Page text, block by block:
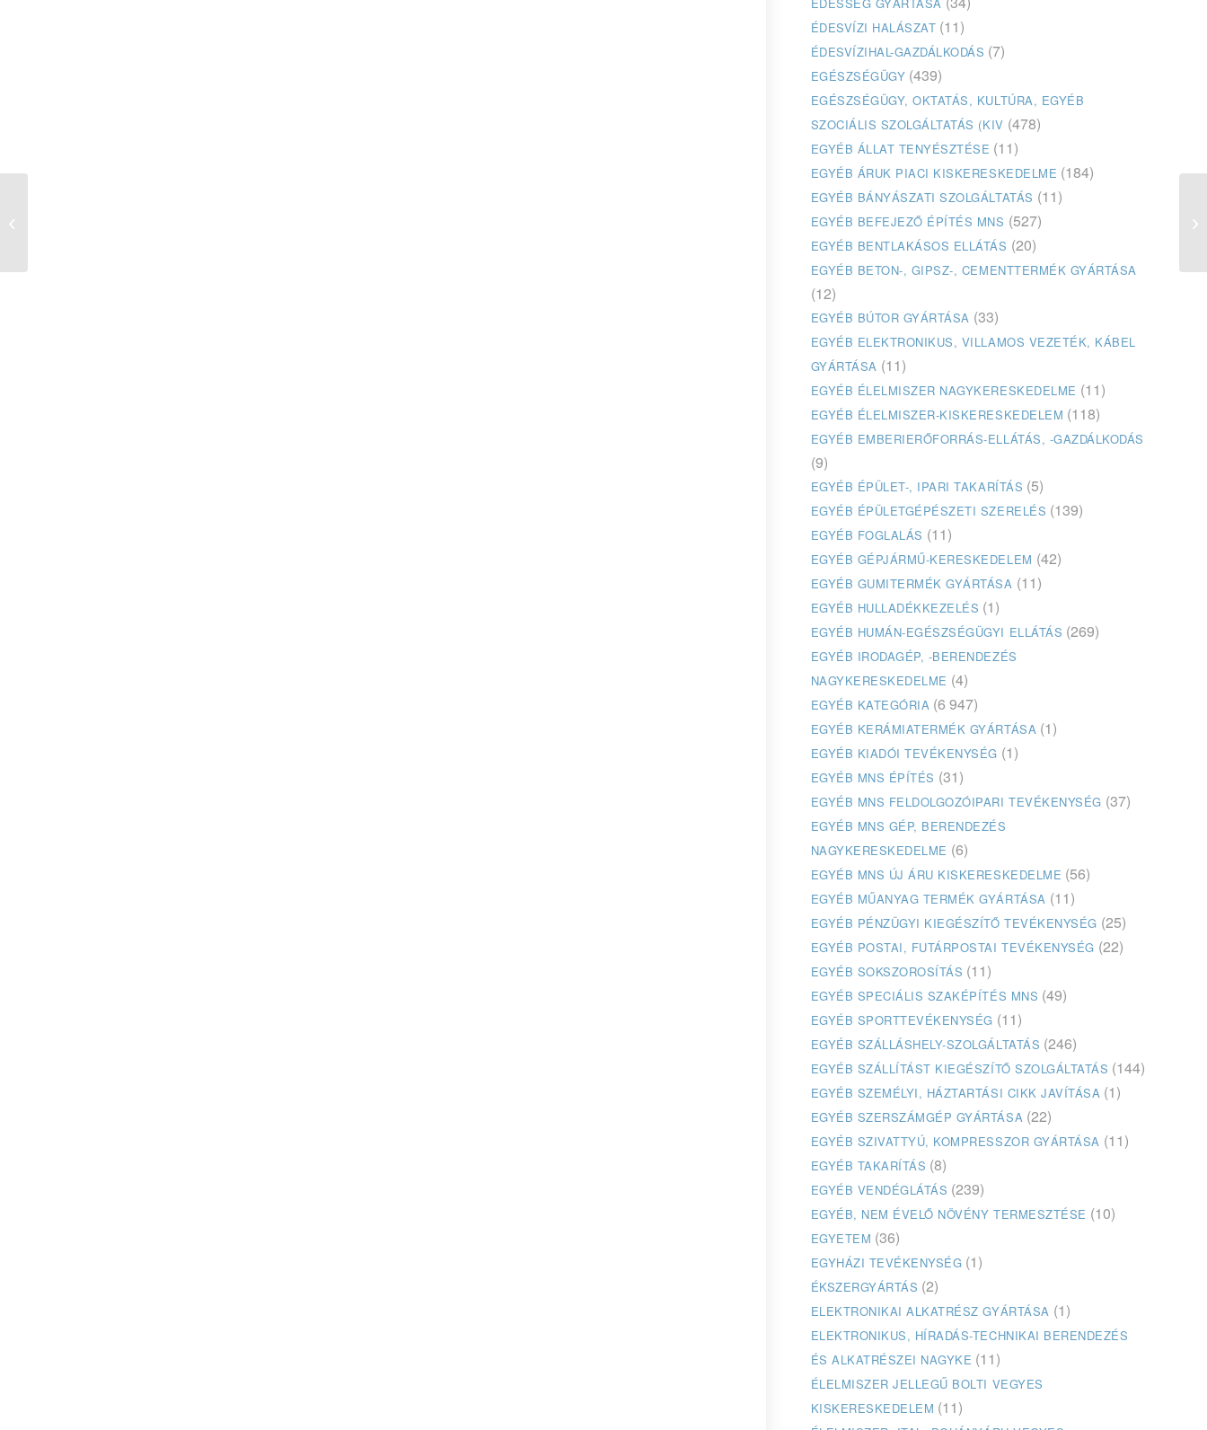
ÉDESVÍZI HALÁSZAT (11)
ÉDESVÍZIHAL-GAZDÁLKODÁS (7)
EGÉSZSÉGÜGY (439)
EGÉSZSÉGÜGY, OKTATÁS, KULTÚRA, EGYÉB
SZOCIÁLIS SZOLGÁLTATÁS (KIV (478)
EGYÉB ÁLLAT TENYÉSZTÉSE (11)
EGYÉB ÁRUK PIACI KISKERESKEDELME (184)
EGYÉB BÁNYÁSZATI SZOLGÁLTATÁS (11)
EGYÉB BEFEJEZŐ ÉPÍTÉS MNS (527)
EGYÉB BENTLAKÁSOS ELLÁTÁS (20)
EGYÉB BETON-, GIPSZ-, CEMENTTERMÉK GYÁRTÁSA
(12)
EGYÉB BÚTOR GYÁRTÁSA (33)
EGYÉB ELEKTRONIKUS, VILLAMOS VEZETÉK, KÁBEL
GYÁRTÁSA (11)
EGYÉB ÉLELMISZER NAGYKERESKEDELME (11)
EGYÉB ÉLELMISZER-KISKERESKEDELEM (118)
EGYÉB EMBERIERŐFORRÁS-ELLÁTÁS, -GAZDÁLKODÁS
(9)
EGYÉB ÉPÜLET-, IPARI TAKARÍTÁS (5)
EGYÉB ÉPÜLETGÉPÉSZETI SZERELÉS (139)
EGYÉB FOGLALÁS (11)
EGYÉB GÉPJÁRMŰ-KERESKEDELEM (42)
EGYÉB GUMITERMÉK GYÁRTÁSA (11)
EGYÉB HULLADÉKKEZELÉS (1)
EGYÉB HUMÁN-EGÉSZSÉGÜGYI ELLÁTÁS (269)
EGYÉB IRODAGÉP, -BERENDEZÉS
NAGYKERESKEDELME (4)
EGYÉB KATEGÓRIA (6 947)
EGYÉB KERÁMIATERMÉK GYÁRTÁSA (1)
EGYÉB KIADÓI TEVÉKENYSÉG (1)
EGYÉB MNS ÉPÍTÉS (31)
EGYÉB MNS FELDOLGOZÓIPARI TEVÉKENYSÉG (37)
EGYÉB MNS GÉP, BERENDEZÉS
NAGYKERESKEDELME (6)
EGYÉB MNS ÚJ ÁRU KISKERESKEDELME (56)
EGYÉB MŰANYAG TERMÉK GYÁRTÁSA (11)
EGYÉB PÉNZÜGYI KIEGÉSZÍTŐ TEVÉKENYSÉG (25)
EGYÉB POSTAI, FUTÁRPOSTAI TEVÉKENYSÉG (22)
EGYÉB SOKSZOROSÍTÁS (11)
EGYÉB SPECIÁLIS SZAKÉPÍTÉS MNS (49)
EGYÉB SPORTTEVÉKENYSÉG (11)
EGYÉB SZÁLLÁSHELY-SZOLGÁLTATÁS (246)
EGYÉB SZÁLLÍTÁST KIEGÉSZÍTŐ SZOLGÁLTATÁS (144)
EGYÉB SZEMÉLYI, HÁZTARTÁSI CIKK JAVÍTÁSA (1)
EGYÉB SZERSZÁMGÉP GYÁRTÁSA (22)
EGYÉB SZIVATTYÚ, KOMPRESSZOR GYÁRTÁSA (11)
EGYÉB TAKARÍTÁS (8)
EGYÉB VENDÉGLÁTÁS (239)
EGYÉB, NEM ÉVELŐ NÖVÉNY TERMESZTÉSE (10)
EGYETEM (36)
EGYHÁZI TEVÉKENYSÉG (1)
ÉKSZERGYÁRTÁS (2)
ELEKTRONIKAI ALKATRÉSZ GYÁRTÁSA (1)
ELEKTRONIKUS, HÍRADÁS-TECHNIKAI BERENDEZÉS
ÉS ALKATRÉSZEI NAGYKE (11)
ÉLELMISZER JELLEGŰ BOLTI VEGYES
KISKERESKEDELEM (11)